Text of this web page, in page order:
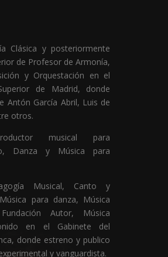
Clásica y posteriormente
de Profesor de Armonía,
y Orquestación en el
de Madrid, donde
Antón García Abril, Luis de
otros.
musical para
Danza y Música para
Musical, Canto y
para danza, Música
Autor, Música
en el Gabinete del
donde estreno y publico
y vanguardista.